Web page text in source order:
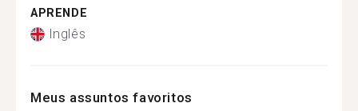
APRENDE
Inglês
Meus assuntos favoritos